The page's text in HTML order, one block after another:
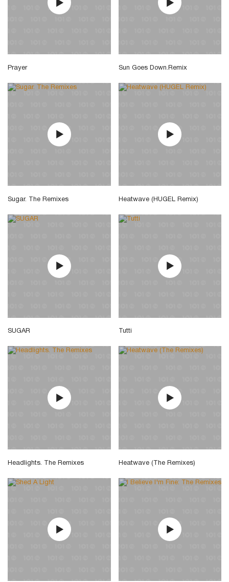
Prayer Sun Goes Down.Remix
Sugar. The Remixes Heatwave (HUGEL Remix)
SUGAR Tutti
Headlights. The Remixes Heatwave (The Remixes)